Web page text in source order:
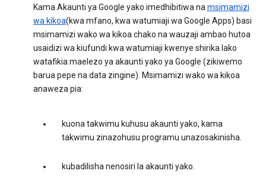
Kama Akaunti ya Google yako imedhibitiwa namsimamizi
wa kikoa(kwa mfano, kwa watumiaji wa Google Apps) basi
msimamizi wako wa kikoa chako na wauzaji ambao hutoa
usaidizi wa kiufundi kwa watumiaji kwenye shirika lako
watafikia maelezo ya akaunti yako ya Google (zikiwemo
barua pepe na data zingine). Msimamizi wako wa kikoa
anaweza pia:
kuona takwimu kuhusu akaunti yako, kama
takwimu zinazohusu programu unazosakinisha.
kubadilisha nenosiri la akaunti yako.